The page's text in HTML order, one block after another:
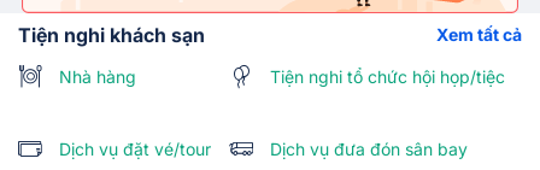
Tiện nghi khách sạn Xem tất cả
Nhà hàng Tiện nghi tổ chức hội họp/tiệc
Dịch vụ đặt vé/tour Dịch vụ đưa đón sân bay